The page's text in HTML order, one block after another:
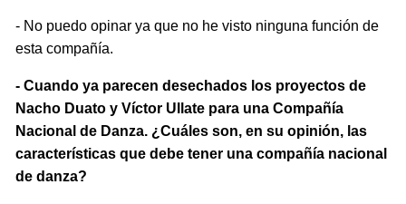
- No puedo opinar ya que no he visto ninguna función de
esta compañía.
- Cuando ya parecen desechados los proyectos de
Nacho Duato y Víctor Ullate para una Compañía
Nacional de Danza. ¿Cuáles son, en su opinión, las
características que debe tener una compañía nacional
de danza?